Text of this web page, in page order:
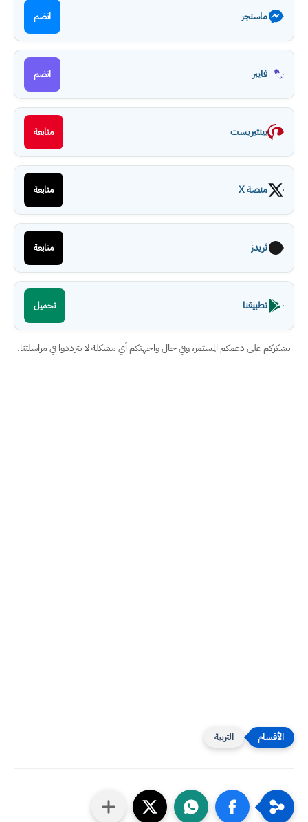
ماسنجر انضم
فايبر انضم
بينتيريست متابعة
منصة X متابعة
ثريدز متابعة
تطبيقنا تحميل
نشكركم على دعمكم المستمر، وفي حال واجهتكم أي مشكلة لا تترددوا في مراسلتنا.
التربية